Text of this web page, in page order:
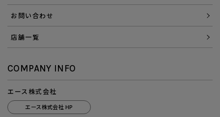
お問い合わせ
店舗一覧
COMPANY INFO
エース株式会社
エース株式会社 HP